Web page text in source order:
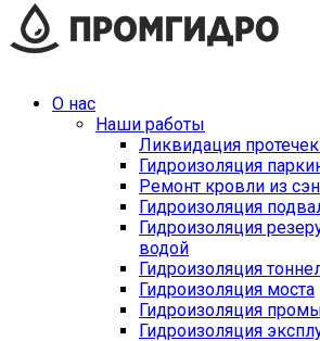
О нас
Наши работы
Ликвидация
Гидроизоляция
Ремонт кровли из
Гидроизоляция
Гидроизоляция
водой
Гидроизоляция
Гидроизоляция моста
Гидроизоляция
Гидроизоляция